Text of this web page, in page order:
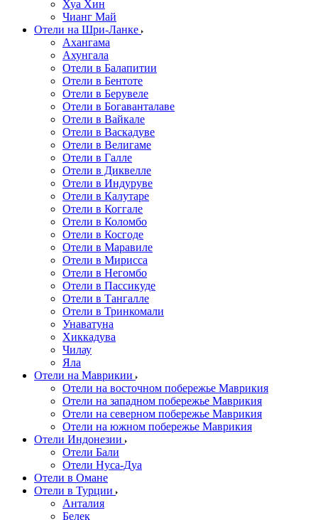
Хуа Хин
Чианг Май
Отели на Шри-Ланке
Ахангама
Ахунгала
Отели в Балапитии
Отели в Бентоте
Отели в Берувеле
Отели в Богаванталаве
Отели в Вайкале
Отели в Васкадуве
Отели в Велигаме
Отели в Галле
Отели в Диквелле
Отели в Индуруве
Отели в Калутаре
Отели в Коггале
Отели в Коломбо
Отели в Косгоде
Отели в Маравиле
Отели в Мирисса
Отели в Негомбо
Отели в Пассикуде
Отели в Тангалле
Отели в Тринкомали
Унаватуна
Хиккадува
Чилау
Яла
Отели на Маврикии
Отели на восточном побережье Маврикия
Отели на западном побережье Маврикия
Отели на северном побережье Маврикия
Отели на южном побережье Маврикия
Отели Индонезии
Отели Бали
Отели Нуса-Дуа
Отели в Омане
Отели в Турции
Анталия
Белек